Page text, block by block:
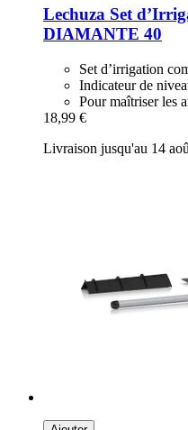
Lechuza Set
DIAMANTE 40
Set d’irrigation
Indicateur de
Pour maîtriser les
18,99 €
Livraison jusqu'au 14